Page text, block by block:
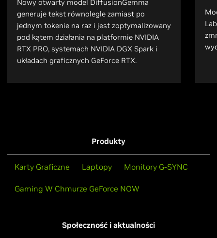
Nowy otwarty model DiffusionGemma
generuje tekst równolegle zamiast po
jednym tokenie na raz i jest zoptymalizowany
pod kątem działania na platformie NVIDIA
RTX PRO, systemach NVIDIA DGX Spark i
układach graficznych GeForce RTX.
Produkty
Karty Graficzne Laptopy Monitory G-SYNC
Gaming W Chmurze GeForce NOW
Społeczność i aktualności